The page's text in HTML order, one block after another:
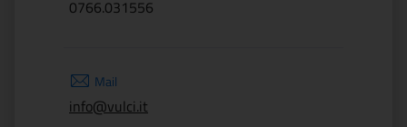
0766.031556
Mail
info@vulci.it